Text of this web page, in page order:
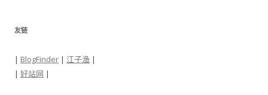
友链
| BlogFinder | 江子渔 |
| 好站网 |